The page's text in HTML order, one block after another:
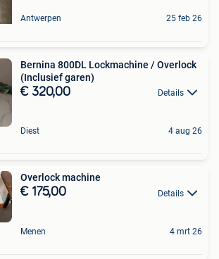
Antwerpen 25 feb 26
Bernina 800DL Lockmachine / Overlock
(Inclusief garen)
€ 320,00 Details
Diest 4 aug 26
Overlock machine
€ 175,00 Details
Menen 4 mrt 26